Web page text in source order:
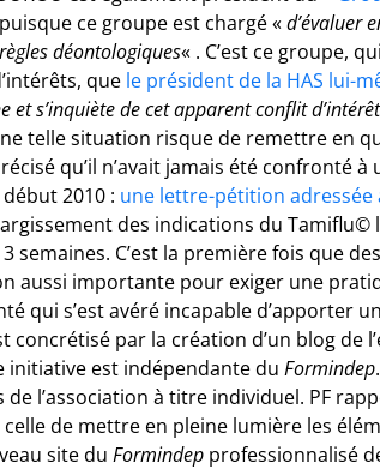
ce groupe est chargé «d’évaluer
déontologiques« . C’est ce groupe,
que le président de la HAS lui-
et s’inquiète de cet apparent conflit
telle situation risque de remettre en
qu’il n’avait jamais été confronté à
2010 : une lettre-pétition adressée
des indications du
semaines. C’est la première fois que
aussi importante pour exiger une
qui s’est avéré incapable d’apporter
concrétisé par la création d’un blog de
initiative est indépendante du Formindep
l’association à titre individuel. PF
de mettre en pleine lumière les
site du Formindep professionnalisé